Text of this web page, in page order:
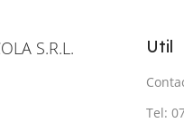
S.R.L.
Util
Tel: